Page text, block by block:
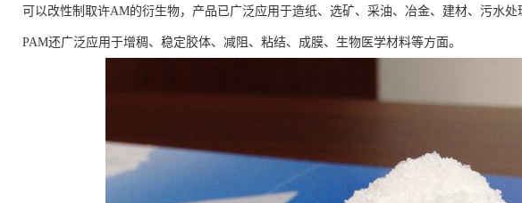
可以改性制取许AM的衍生物，产品已广泛应用于造纸、选矿、采油、冶金、建材、污水处
PAM还广泛应用于增稠、稳定胶体、减阻、粘结、成膜、生物医学材料等方面。